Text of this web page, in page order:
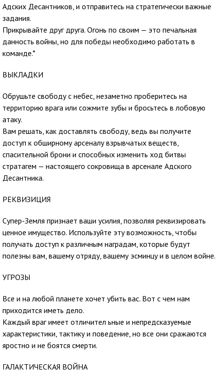
Адских Десантников, и отправитесь на стратегически важные
задания.
Прикрывайте друг друга. Огонь по своим — это печальная
данность войны, но для победы необходимо работать в
команде.*
ВЫКЛАДКИ
Обрушьте свободу с небес, незаметно проберитесь на
территорию врага или сожмите зубы и бросьтесь в лобовую
атаку.
Вам решать, как доставлять свободу, ведь вы получите
доступ к обширному арсеналу взрывчатых веществ,
спасительной брони и способных изменить ход битвы
стратагем — настоящего сокровища в арсенале Адского
Десантника.
РЕКВИЗИЦИЯ
Супер-Земля признает ваши усилия, позволяя реквизировать
ценное имущество. Используйте эту возможность, чтобы
получать доступ к различным наградам, которые будут
полезны вам, вашему отряду, вашему эсминцу и в целом войне.
УГРОЗЫ
Все и на любой планете хочет убить вас. Вот с чем нам
приходится иметь дело.
Каждый враг имеет отличител ьные и непредсказуемые
характеристики, тактику и поведение, но все они сражаются
яростно и не боятся смерти.
ГАЛАКТИЧЕСКАЯ ВОЙНА